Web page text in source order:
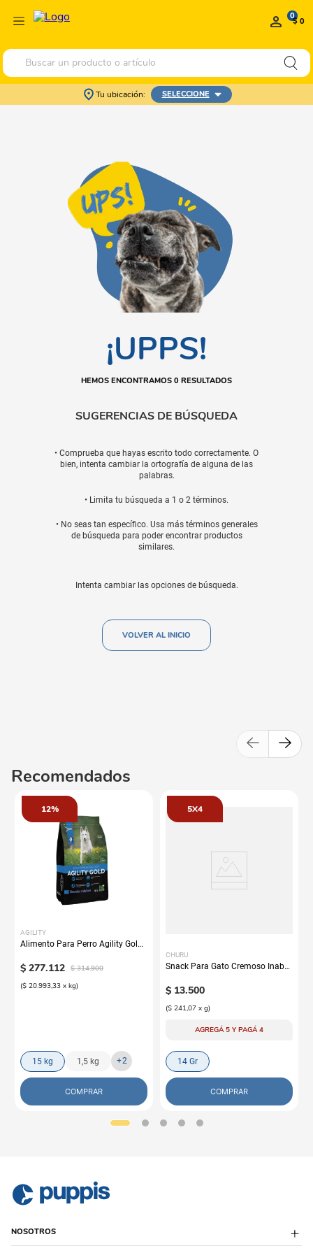
0$ 0
Buscar un producto o artículo
Tu ubicación: SELECCIONE
¡UPPS!
HEMOS ENCONTRAMOS 0 RESULTADOS
SUGERENCIAS DE BÚSQUEDA
• Comprueba que hayas escrito todo correctamente. O
bien, intenta cambiar la ortografía de alguna de las
palabras.
• Limita tu búsqueda a 1 o 2 términos.
• No seas tan específico. Usa más términos generales
de búsqueda para poder encontrar productos
similares.
Intenta cambiar las opciones de búsqueda.
VOLVER AL INICIO
Recomendados
12%
AGILITY
Alimento Para Perro Agility Gold
$ 277.112 $ 314.900
($ 20.993,33 x kg)
15 kg 1,5 kg +2
COMPRAR
5X4
CHURU
Snack Para Gato Cremoso Inaba
$ 13.500
($ 241,07 x g)
AGREGÁ 5 Y PAGÁ 4
14 Gr
COMPRAR
NOSOTROS